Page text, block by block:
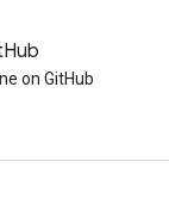
on GitHub